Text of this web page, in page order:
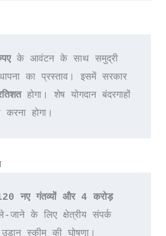
के आवंटन के साथ समुद्री
का प्रस्ताव। इसमें सरकार
होगा। शेष योगदान बंदरगाहों
होगा।
10 वर्ष में 120 नए गंतव्यों और 4 करोड़
जाने के लिए क्षेत्रीय संपर्क
स्कीम की घोषणा।